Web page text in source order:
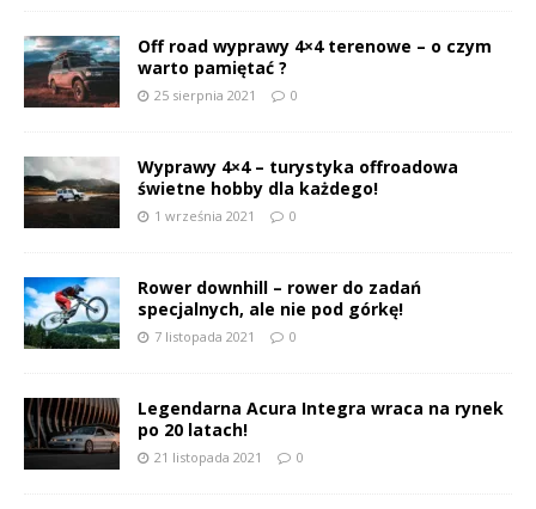
Off road wyprawy 4×4 terenowe – o czym
warto pamiętać ?
25 sierpnia 2021 0
Wyprawy 4×4 – turystyka offroadowa
świetne hobby dla każdego!
1 września 2021 0
Rower downhill – rower do zadań
specjalnych, ale nie pod górkę!
7 listopada 2021 0
Legendarna Acura Integra wraca na rynek
po 20 latach!
21 listopada 2021 0